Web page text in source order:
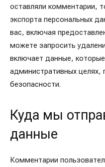
оставляли комментарии,
экспорта персональных
вас, включая
можете запросить
включает данные,
административных целях,
безопасности.
Куда мы
данные
Комментарии